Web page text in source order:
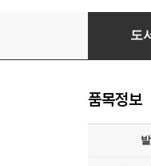
화향백리
도
품목정보